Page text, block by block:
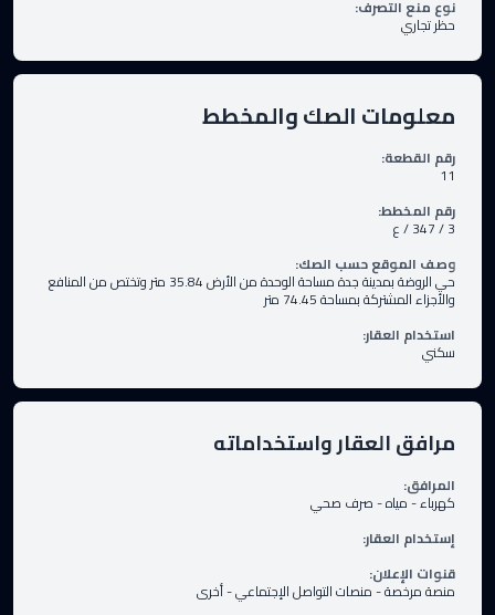
نوع منع التصرف:
حظر تجاري
معلومات الصك والمخطط
رقم القطعة:
11
رقم المخطط:
3 / 347 / ع
وصف الموقع حسب الصك:
حي الروضة بمدينة جدة مساحة الوحدة من الأرض 35.84 متر وتختص من المنافع
والأجزاء المشتركة بمساحة 74.45 متر
استخدام العقار:
سكني
مرافق العقار واستخداماته
المرافق:
كهرباء-مياه-صرف صحي
إستخدام العقار:
قنوات الإعلان:
منصة مرخصة-منصات التواصل الإجتماعي-أخرى